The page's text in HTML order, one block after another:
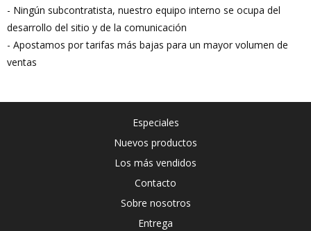
- Ningún subcontratista, nuestro equipo interno se ocupa del
desarrollo del sitio y de la comunicación
- Apostamos por tarifas más bajas para un mayor volumen de
ventas
Especiales
Nuevos productos
Los más vendidos
Contacto
Sobre nosotros
Entrega